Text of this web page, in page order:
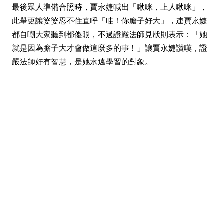
最後眾人準備合照時，賈永婕喊出「啾咪，上人啾咪」，
此舉更讓婆婆忍不住直呼「哇！你膽子好大」，連賈永婕
都自嘲大家聽到都傻眼，不過證嚴法師見狀則表示：「她
就是因為膽子大才會做這麼多的事！」讓賈永婕讚嘆，證
嚴法師好有智慧，是她永遠學習的對象。